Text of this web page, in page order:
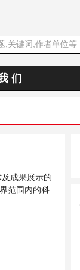
们
成果展示的
范围内的科